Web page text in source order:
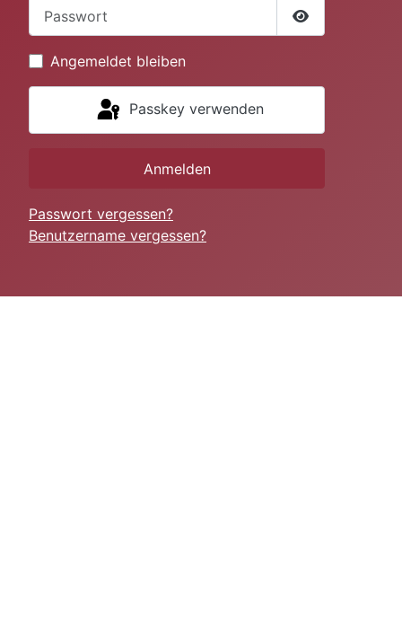
Passwort
Angemeldet bleiben
Passkey verwenden
Anmelden
Passwort vergessen?
Benutzername vergessen?